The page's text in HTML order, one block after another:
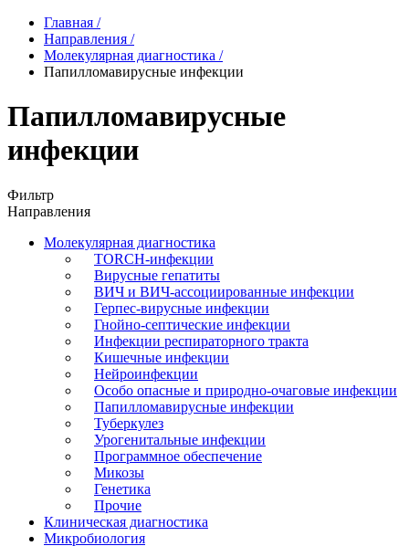
Главная /
Направления /
Молекулярная диагностика /
Папилломавирусные инфекции
Папилломавирусные
инфекции
Фильтр
Направления
Молекулярная диагностика
TORCH-инфекции
Вирусные гепатиты
ВИЧ и ВИЧ-ассоциированные инфекции
Герпес-вирусные инфекции
Гнойно-септические инфекции
Инфекции респираторного тракта
Кишечные инфекции
Нейроинфекции
Особо опасные и природно-очаговые инфекции
Папилломавирусные инфекции
Туберкулез
Урогенитальные инфекции
Программное обеспечение
Микозы
Генетика
Прочие
Клиническая диагностика
Микробиология